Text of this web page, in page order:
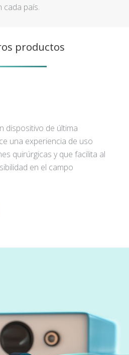
cada país.
productos
dispositivo de última
una experiencia de uso
quirúrgicas y que facilita al
en el campo